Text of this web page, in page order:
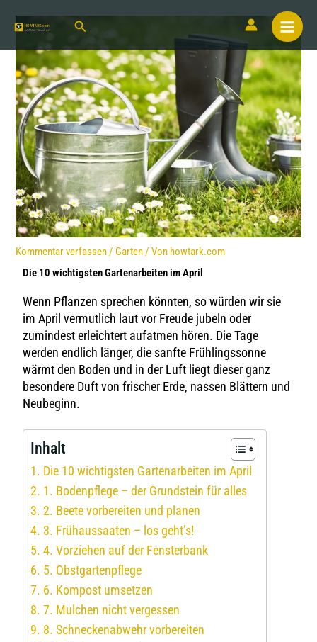
Kommentar verfassen/Garten/ Von howtark.com
Die 10 wichtigsten Gartenarbeiten im April
Wenn Pflanzen sprechen könnten, so würden wir sie
im April vermutlich laut vor Freude jubeln oder
zumindest erleichtert aufatmen hören. Die Tage
werden endlich länger, die sanfte Frühlingssonne
wärmt den Boden und in der Luft liegt dieser ganz
besondere Duft von frischer Erde, nassen Blättern und
Neubeginn.
Inhalt
Die 10 wichtigsten Gartenarbeiten im April
1. Bodenpflege – der Grundstein für alles
2. Beete vorbereiten und planen
3. Frühaussaaten – los geht’s!
4. Vorziehen auf der Fensterbank
5. Obstgartenpflege
6. Kompost umsetzen
7. Mulchen nicht vergessen
8. Schneckenabwehr vorbereiten